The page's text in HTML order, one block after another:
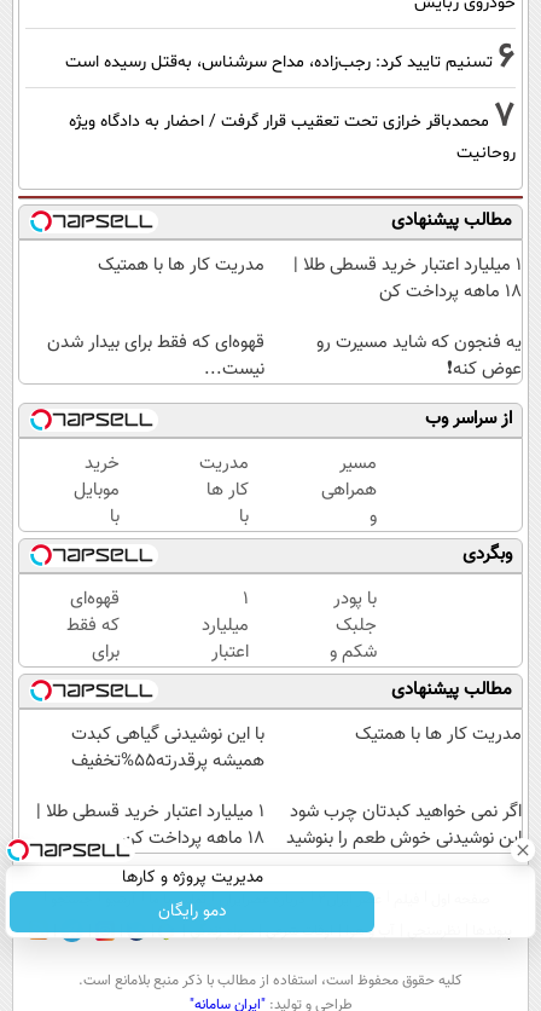
6 تسنیم تایید کرد: رجب‌زاده، مداح سرشناس، به‌قتل رسیده است
7 محمدباقر خرازی تحت تعقیب قرار گرفت / احضار به دادگاه ویژه
روحانیت
مطالب پیشنهادی
۱ میلیارد اعتبار خرید قسطی طلا |
۱۸ ماهه پرداخت کن
مدریت کار ها با همتیک
یه فنجون که شاید مسیرت رو
عوض کنه❗
قهوه‌ای که فقط برای بیدار شدن
نیست...
از سراسر وب
مسیر
همراهی
و
گزارش
عملکرد
گروه
اسنپ
در
۱۴۰۴
مدریت
کار ها
با
همتیک
خرید
موبایل
با
اسنپ
پی | در
۴
قسط
بدون
سود و
کارمزد!
وبگردی
با پودر
جلبک
شکم و
پهلوتو آب
کن و
مانکن
۱
میلیارد
اعتبار
خرید
قسطی
طلا | ۱۸
ماهه
کن
قهوه‌ای
که فقط
برای
بیدار
شدن
نیست...
مطالب پیشنهادی
مدریت کار ها با همتیک
با این نوشیدنی گیاهی کبدت
همیشه پرقدرته55%تخفیف
اگر نمی خواهید کبدتان چرب شود
این نوشیدنی خوش طعم را بنوشید
۱ میلیارد اعتبار خرید قسطی طلا |
۱۸ ماهه پرداخت کن
مدیریت پروژه و کارها
دمو رایگان
عصر ایران۲ تماس با ما
آب و هوا اوقات شرعی سواد زندگی
كليه حقوق محفوظ است، استفاده از مطالب با ذكر منبع بلامانع است.
طراحی و تولید:"ایران سامانه"